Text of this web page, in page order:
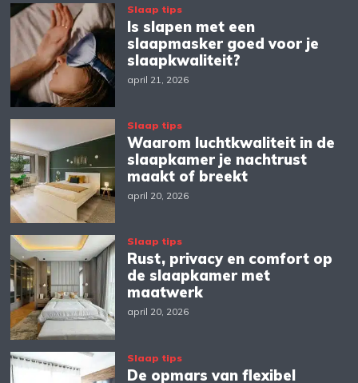
Slaap tips
Is slapen met een
slaapmasker goed voor je
slaapkwaliteit?
april 21, 2026
Slaap tips
Waarom luchtkwaliteit in de
slaapkamer je nachtrust
maakt of breekt
april 20, 2026
Slaap tips
Rust, privacy en comfort op
de slaapkamer met
maatwerk
april 20, 2026
Slaap tips
De opmars van flexibel